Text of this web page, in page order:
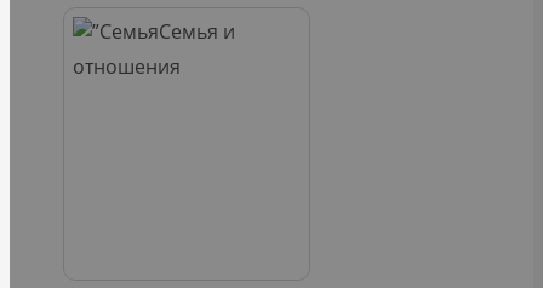
Семья и
отношения